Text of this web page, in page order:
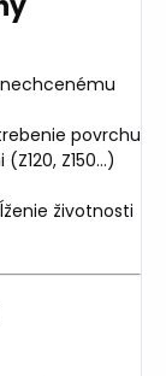
povrchu
Z150…)
životnosti